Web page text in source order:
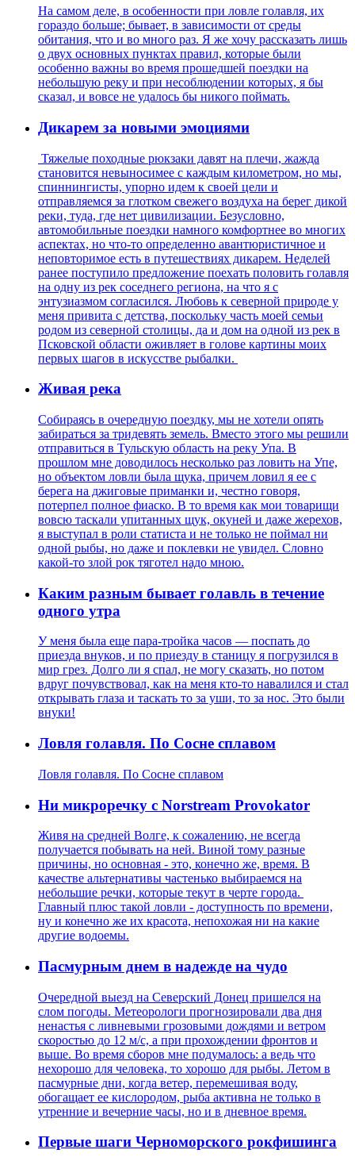
На самом деле, в особенности при ловле голавля, их
гораздо больше; бывает, в зависимости от среды
обитания, что и во много раз. Я же хочу рассказать лишь
о двух основных пунктах правил, которые были
особенно важны во время прошедшей поездки на
небольшую реку и при несоблюдении которых, я бы
сказал, и вовсе не удалось бы никого поймать.
Дикарем за новыми эмоциями
Тяжелые походные рюкзаки давят на плечи, жажда
становится невыносимее с каждым километром, но мы,
спиннингисты, упорно идем к своей цели и
отправляемся за глотком свежего воздуха на берег дикой
реки, туда, где нет цивилизации. Безусловно,
автомобильные поездки намного комфортнее во многих
аспектах, но что-то определенно авантюристичное и
неповторимое есть в путешествиях дикарем. Неделей
ранее поступило предложение поехать половить голавля
на одну из рек соседнего региона, на что я с
энтузиазмом согласился. Любовь к северной природе у
меня привита с детства, поскольку часть моей семьи
родом из северной столицы, да и дом на одной из рек в
Псковской области оживляет в голове картины моих
первых шагов в искусстве рыбалки.
Живая река
Собираясь в очередную поездку, мы не хотели опять
забираться за тридевять земель. Вместо этого мы решили
отправиться в Тульскую область на реку Упа. В
прошлом мне доводилось несколько раз ловить на Упе,
но объектом ловли была щука, причем ловил я ее с
берега на джиговые приманки и, честно говоря,
потерпел полное фиаско. В то время как мои товарищи
вовсю таскали упитанных щук, окуней и даже жерехов,
я выступал в роли статиста и не только не поймал ни
одной рыбы, но даже и поклевки не увидел. Словно
какой-то злой рок тяготел надо мною.
Каким разным бывает голавль в течение
одного утра
У меня была еще пара-тройка часов — поспать до
приезда внуков, и по приезду в станицу я погрузился в
мир грез. Долго ли я спал, не могу сказать, но потом
вдруг почувствовал, как на меня кто-то навалился и стал
открывать глаза и таскать то за уши, то за нос. Это были
внуки!
Ловля голавля. По Сосне сплавом
Ловля голавля. По Сосне сплавом
Ни микроречку с Norstream Provokator
Живя на средней Волге, к сожалению, не всегда
получается побывать на ней. Виной тому разные
причины, но основная - это, конечно же, время. В
качестве альтернативы частенько выбираемся на
небольшие речки, которые текут в черте города.
Главный плюс такой ловли - доступность по времени,
ну и конечно же их красота, непохожая ни на какие
другие водоемы.
Пасмурным днем в надежде на чудо
Очередной выезд на Северский Донец пришелся на
слом погоды. Метеорологи прогнозировали два дня
ненастья с ливневыми грозовыми дождями и ветром
скоростью до 12 м/с, а при прохождении фронтов и
выше. Во время сборов мне подумалось: а ведь что
нехорошо для человека, то хорошо для рыбы. Летом в
пасмурные дни, когда ветер, перемешивая воду,
обогащает ее кислородом, рыба активна не только в
утренние и вечерние часы, но и в дневное время.
Первые шаги Черноморского рокфишинга